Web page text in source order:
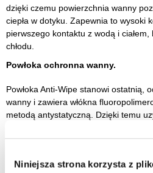
Niniejsza strona korzysta z
dzięki czemu powierzchnia wanny
ciepła w dotyku. Zapewnia to wysoki
pierwszego kontaktu z wodą i
chłodu.
Powłoka ochronna wanny.
Powłoka Anti-Wipe stanowi ostatnią,
wanny i zawiera włókna
metodą antystatyczną. Dzięki temu
skutecznie chroniąc wannę przed